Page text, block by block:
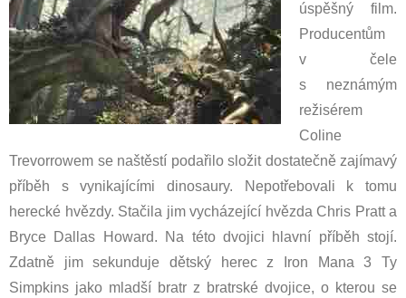
úspěšný film.
Producentům
v čele
s neznámým
režisérem
Coline
Trevorrowem se naštěstí podařilo složit dostatečně zajímavý
příběh s vynikajícími dinosaury. Nepotřebovali k tomu
herecké hvězdy. Stačila jim vycházející hvězda Chris Pratt a
Bryce Dallas Howard. Na této dvojici hlavní příběh stojí.
Zdatně jim sekunduje dětský herec z Iron Mana 3 Ty
Simpkins jako mladší bratr z bratrské dvojice, o kterou se